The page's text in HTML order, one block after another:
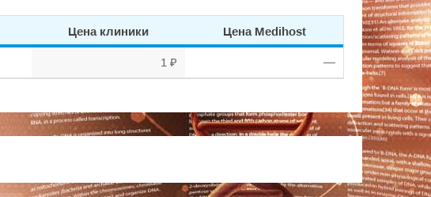
Цена клиники Цена Medihost
1 ₽ —